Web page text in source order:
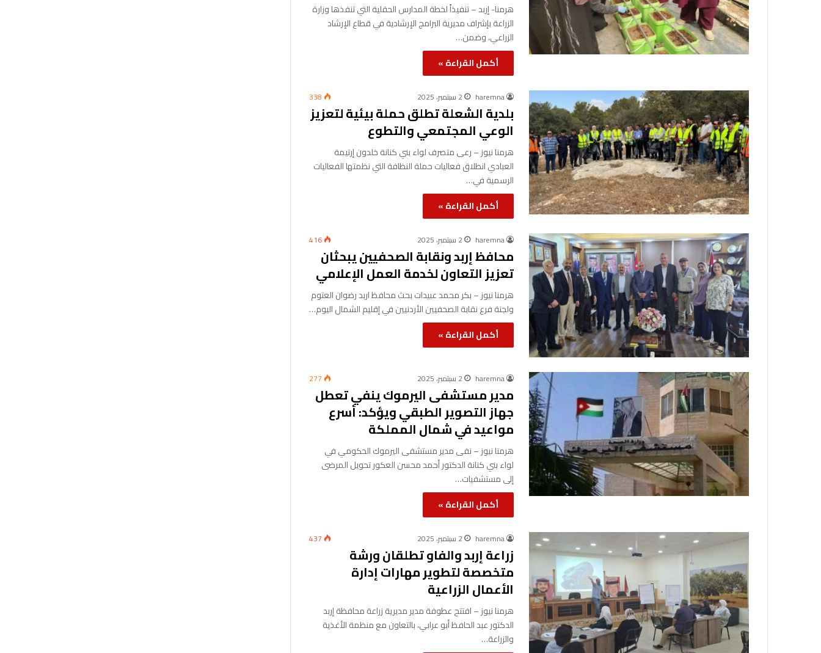
هرمنا- إربد – تنفيذاً لخطة المدارس الحقلية التي تنفذها وزارة
الزراعة بإشراف مديرية البرامج الإرشادية في قطاع الإرشاد
الزراعي، وضمن…
أكمل القراءة »
haremna 2 سبتمبر، 2025 338
بلدية الشعلة تطلق حملة بيئية لتعزيز
الوعي المجتمعي والتطوع
هرمنا نيوز – رعى متصرف لواء بني كنانة خلدون إرتيمة
العبادي انطلاق فعاليات حملة النظافة التي نظمتها الفعاليات
الرسمية في…
أكمل القراءة »
haremna 2 سبتمبر، 2025 416
محافظ إربد ونقابة الصحفيين يبحثان
تعزيز التعاون لخدمة العمل الإعلامي
هرمنا نيوز – بكر محمد عبيدات بحث محافظ اربد رضوان العتوم
ولجنة فرع نقابة الصحفيين الأردنيين في إقليم الشمال اليوم…
أكمل القراءة »
haremna 2 سبتمبر، 2025 277
مدير مستشفى اليرموك ينفي تعطل
جهاز التصوير الطبقي ويؤكد: أسرع
مواعيد في شمال المملكة
هرمنا نيوز – نفى مدير مستشفى اليرموك الحكومي في
لواء بني كنانة الدكتور أحمد محسن العكور تحويل المرضى
إلى مستشفيات…
أكمل القراءة »
haremna 2 سبتمبر، 2025 437
زراعة إربد والفاو تطلقان ورشة
متخصصة لتطوير مهارات إدارة
الأعمال الزراعية
هرمنا نيوز – افتتح عطوفة مدير مديرية زراعة محافظة إربد
الدكتور عبد الحافظ أبو عرابي، بالتعاون مع منظمة الأغذية
والزراعة…